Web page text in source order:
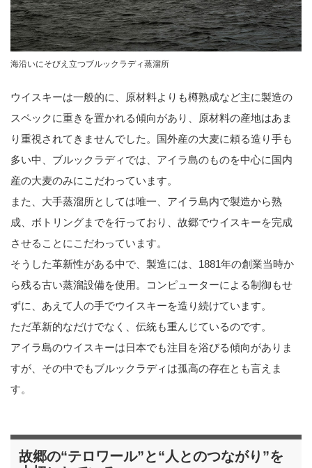
海沿いにそびえ立つブルックラディ蒸溜所
ウイスキーは一般的に、原材料よりも樽熟成など主に製造の
スペックに重きを置かれる傾向があり、原材料の産地はあま
り重視されてきませんでした。国外産の大麦に頼る造り手も
多い中、ブルックラディでは、アイラ島のものを中心に国内
産の大麦のみにこだわっています。
また、大手蒸溜所としては唯一、アイラ島内で製造から熟
成、ボトリングまでを行っており、故郷でウイスキーを完成
させることにこだわっています。
そうした革新性がある中で、製造には、1881年の創業当時か
ら残る古い蒸溜設備を使用。コンピューターによる制御もせ
ずに、あえて人の手でウイスキーを造り続けています。
ただ革新的なだけでなく、伝統も重んじているのです。
アイラ島のウイスキーは日本でも注目を浴びる傾向がありま
すが、その中でもブルックラディは孤高の存在とも言えま
す。
故郷の“テロワール”と“人とのつながり”を